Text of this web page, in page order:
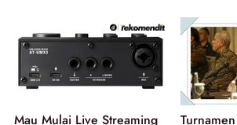
Mau Mulai Live Streaming